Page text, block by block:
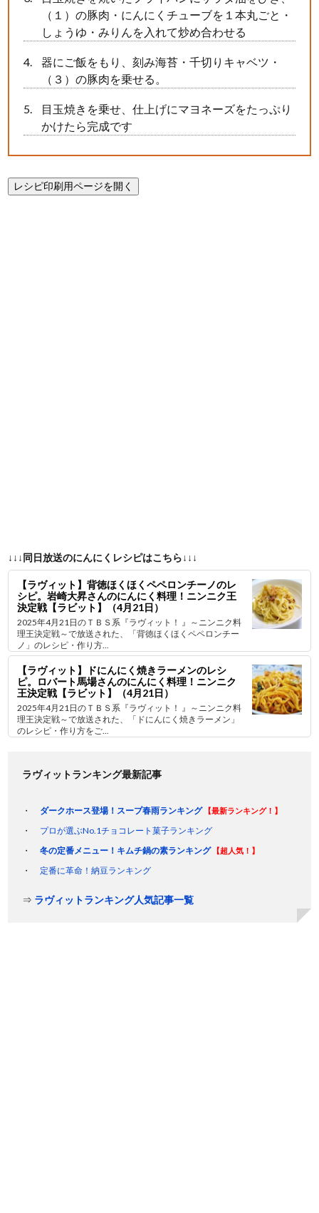
（１）の豚肉・にんにくチューブを１本丸ごと・
しょうゆ・みりんを入れて炒め合わせる
器にご飯をもり、刻み海苔・千切りキャベツ・
（３）の豚肉を乗せる。
目玉焼きを乗せ、仕上げにマヨネーズをたっぷり
かけたら完成です
↓↓↓同日放送のにんにくレシピはこちら↓↓↓
【ラヴィット】背徳ほくほくペペロンチーノのレ
シピ。岩崎大昇さんのにんにく料理！ニンニク王
決定戦【ラビット】（4月21日）
2025年4月21日のＴＢＳ系『ラヴィット！ 』～ニンニク料
理王決定戦～で放送された、「背徳ほくほくペペロンチー
ノ」のレシピ・作り方...
【ラヴィット】ドにんにく焼きラーメンのレシ
ピ。ロバート馬場さんのにんにく料理！ニンニク
王決定戦【ラビット】（4月21日）
2025年4月21日のＴＢＳ系『ラヴィット！ 』～ニンニク料
理王決定戦～で放送された、「ドにんにく焼きラーメン」
のレシピ・作り方をご...
ラヴィットランキング最新記事
ダークホース登場！スープ春雨ランキング 【最新ランキング！】
プロが選ぶNo.1チョコレート菓子ランキング
冬の定番メニュー！キムチ鍋の素ランキング
【超人気！】
定番に革命！納豆ランキング
⇒ ラヴィットランキング人気記事一覧